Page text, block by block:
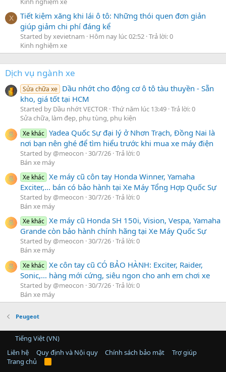
X
Tiết kiệm xăng khi lái ô tô: Những thói quen đơn giản
giúp giảm chi phí đáng kể
Started by xevietnam Hôm nay lúc 02:52 Trả lời: 0
Kinh nghiệm xe
Dịch vụ ngành xe
Sửa chữa xe Dầu nhớt cho động cơ ô tô tàu thuyền - Sẵn
kho, giá tốt tại HCM
Started by Dầu nhớt VECTOR Thứ năm lúc 13:49 Trả lời: 0
Sửa chữa, làm đẹp, phụ tùng, phụ kiện
Xe khác Yadea Quốc Sự đại lý ở Nhơn Trạch, Đồng Nai là
nơi bạn nên ghé để tìm hiểu trước khi mua xe máy điện
Started by @meocon 30/7/26 Trả lời: 0
Bán xe máy
Xe khác Xe máy cũ côn tay Honda Winner, Yamaha
Exciter,... bán có bảo hành tại Xe Máy Tổng Hợp Quốc Sự
Started by @meocon 30/7/26 Trả lời: 0
Bán xe máy
Xe khác Xe máy cũ Honda SH 150i, Vision, Vespa, Yamaha
Grande còn bảo hành chính hãng tại Xe Máy Quốc Sự
Started by @meocon 30/7/26 Trả lời: 0
Bán xe máy
Xe khác Xe côn tay cũ CÓ BẢO HÀNH: Exciter, Raider,
Sonic,... hàng mới cứng, siêu ngon cho anh em chơi xe
Started by @meocon 30/7/26 Trả lời: 0
Bán xe máy
Peugeot
Tiếng Việt (VN)
Liên hệ
Quy định và Nội quy Chính sách bảo mật
Trợ giúp
Trang chủ
R
S